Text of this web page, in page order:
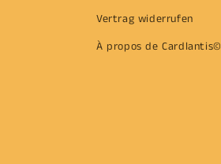
Vertrag widerrufen
À propos de Cardlantis©